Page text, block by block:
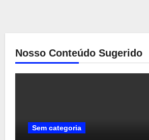
Nosso Conteúdo Sugerido
Sem categoria